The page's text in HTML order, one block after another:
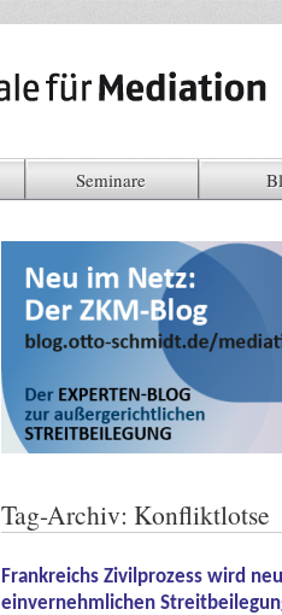
Seminare
Tag-Archiv: Konfliktlotse
Frankreichs Zivilprozess wird
einvernehmlichen